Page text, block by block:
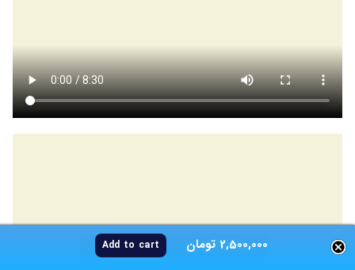
2,500,000 تومان Add to cart